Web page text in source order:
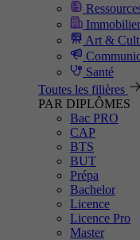
Immobilier
Art &
Santé
Toutes les filières
PAR DIPLÔMES
Bac PRO
CAP
BTS
BUT
Prépa
Bachelor
Licence
Licence Pro
Master